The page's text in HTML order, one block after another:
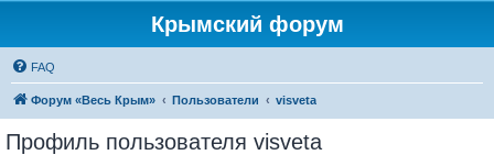
Крымский форум
FAQ
Форум «Весь Крым» Пользователи visveta
Профиль пользователя visveta